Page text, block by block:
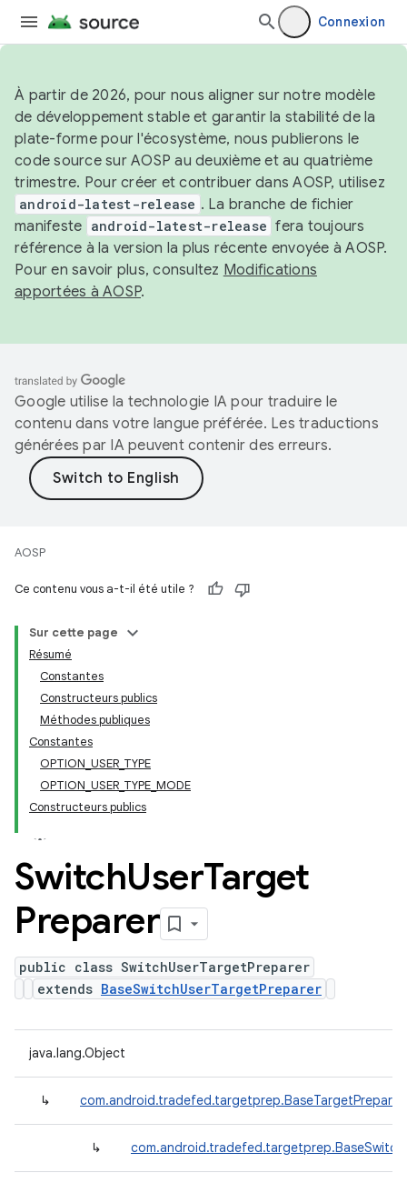
Connexion
À partir de 2026, pour nous aligner sur notre modèle
de développement stable et garantir la stabilité de la
plate-forme pour l'écosystème, nous publierons le
code source sur AOSP au deuxième et au quatrième
trimestre. Pour créer et contribuer dans AOSP, utilisez
android-latest-release . La branche de fichier
manifeste android-latest-release fera toujours
référence à la version la plus récente envoyée à AOSP.
Pour en savoir plus, consultez Modifications
apportées à AOSP.
Google utilise la technologie IA pour traduire le
contenu dans votre langue préférée. Les traductions
générées par IA peuvent contenir des erreurs.
AOSP
Ce contenu vous a-t-il été utile ?
Sur cette page
Résumé
Constantes
Constructeurs publics
Méthodes publiques
Constantes
OPTION_USER_TYPE
OPTION_USER_TYPE_MODE
Constructeurs publics
SwitchUserTarget
Preparer
public class SwitchUserTargetPreparer
extends BaseSwitchUserTargetPreparer
java.lang.Object
↳ com.android.tradefed.targetprep.BaseTargetPreparer
↳